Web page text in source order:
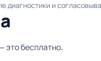
и
это бесплатно.